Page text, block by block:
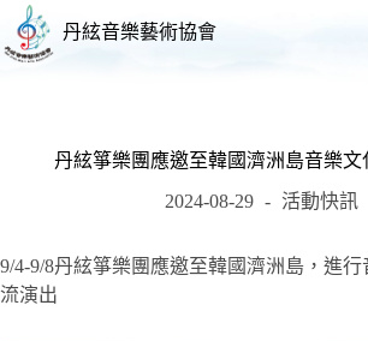
丹絃音樂藝術協會
丹絃箏樂團應邀至韓國濟洲島音樂文
2024-08-29
活動快訊
9/4-9/8丹絃箏樂團應邀至韓國濟洲島，進行
流演出